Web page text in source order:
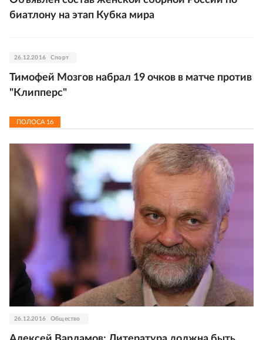
биатлону на этап Кубка мира
26.12.2016 Спорт
Тимофей Мозгов набрал 19 очков в матче против
"Клипперс"
ПОЛОСА 16
26.12.2016 Общество